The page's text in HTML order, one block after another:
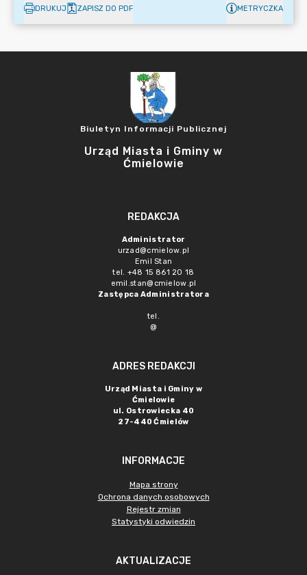
DRUKUJ ZAPISZ DO PDF METRYCZKA
Biuletyn Informacji Publicznej
Urząd Miasta i Gminy w
Ćmielowie
REDAKCJA
Administrator
urzad@cmielow.pl
Emil Stan
tel. +48 15 861 20 18
emil.stan@cmielow.pl
Zastępca Administratora
tel.
@
ADRES REDAKCJI
Urząd Miasta i Gminy w
Ćmielowie
ul. Ostrowiecka 40
27-440 Ćmielów
INFORMACJE
Mapa strony
Ochrona danych osobowych
Rejestr zmian
Statystyki odwiedzin
AKTUALIZACJE